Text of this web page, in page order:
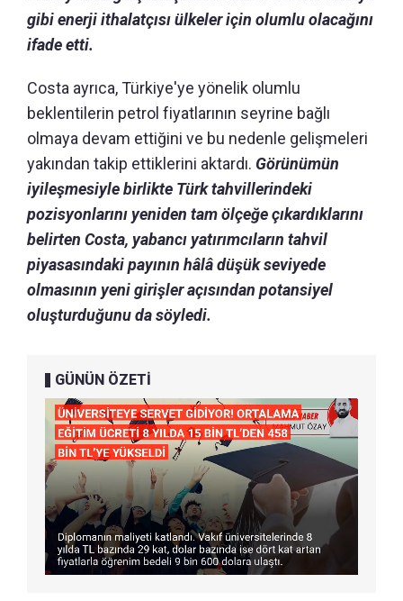
gibi enerji ithalatçısı ülkeler için olumlu olacağını
ifade etti.
Costa ayrıca, Türkiye'ye yönelik olumlu
beklentilerin petrol fiyatlarının seyrine bağlı
olmaya devam ettiğini ve bu nedenle gelişmeleri
yakından takip ettiklerini aktardı. Görünümün
iyileşmesiyle birlikte Türk tahvillerindeki
pozisyonlarını yeniden tam ölçeğe çıkardıklarını
belirten Costa, yabancı yatırımcıların tahvil
piyasasındaki payının hâlâ düşük seviyede
olmasının yeni girişler açısından potansiyel
oluşturduğunu da söyledi.
GÜNÜN ÖZETİ